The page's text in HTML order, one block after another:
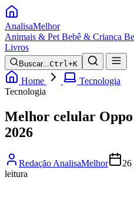
AnalisaMelhor
Animais & Pet Bebê & Criança
Livros
Buscar...Ctrl+K
Home
Tecnologia
Tecnologia
Melhor celular
2026
Redação AnalisaMelhor 26
leitura